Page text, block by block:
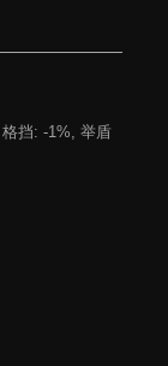
格挡: -1%, 举盾